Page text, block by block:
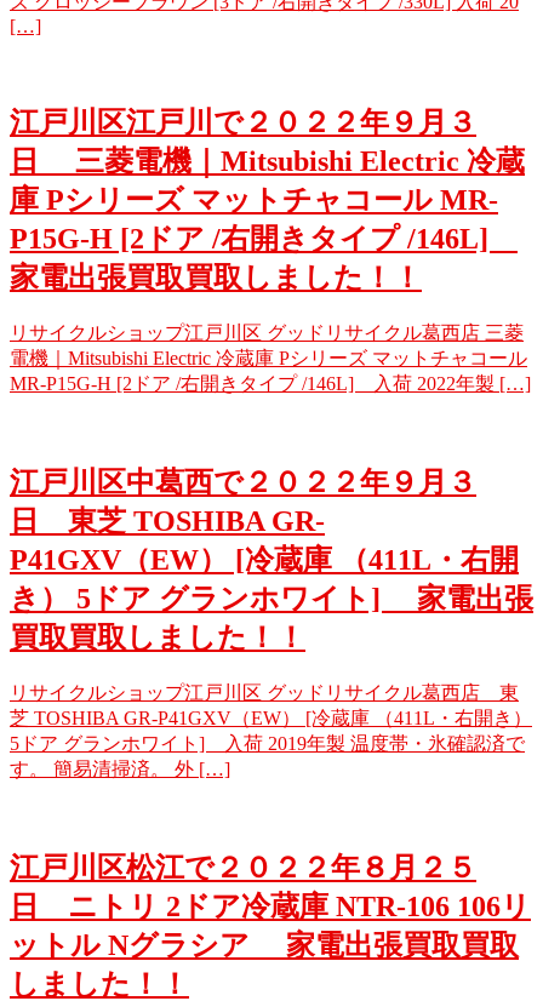
[…]
江戸川区江戸川で２０２２年９月３
日 三菱電機｜Mitsubishi Electric 冷蔵
庫 Pシリーズ マットチャコール MR-
P15G-H [2ドア /右開きタイプ /146L]
家電出張買取買取しました！！
リサイクルショップ江戸川区 グッドリサイクル葛西店 三菱
電機｜Mitsubishi Electric 冷蔵庫 Pシリーズ マットチャコール
MR-P15G-H [2ドア /右開きタイプ /146L] 入荷 2022年製 […]
江戸川区中葛西で２０２２年９月３
日 東芝 TOSHIBA GR-
P41GXV（EW） [冷蔵庫 （411L・右開
き） 5ドア グランホワイト] 家電出張
買取買取しました！！
リサイクルショップ江戸川区 グッドリサイクル葛西店 東
芝 TOSHIBA GR-P41GXV（EW） [冷蔵庫 （411L・右開き）
5ドア グランホワイト] 入荷 2019年製 温度帯・氷確認済で
す。 簡易清掃済。 外 […]
江戸川区松江で２０２２年８月２５
日 ニトリ 2ドア冷蔵庫 NTR-106 106リ
ットル Nグラシア 家電出張買取買取
しました！！